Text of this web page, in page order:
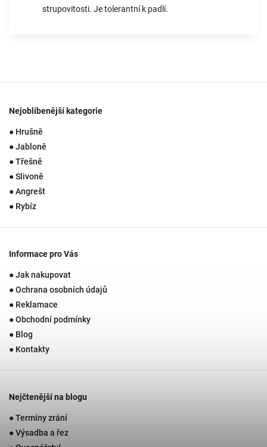
strupovitosti. Je tolerantní k padlí.
Nejoblíbenější kategorie
● Hrušně
● Jabloně
● Třešně
● Slivoně
● Angrešt
● Rybíz
Informace pro Vás
● Jak nakupovat
● Ochrana osobních údajů
● Reklamace
● Obchodní podmínky
● Blog
● Kontakty
Nejčtenější na blogu
● Termíny zrání
● Výsadba a řez